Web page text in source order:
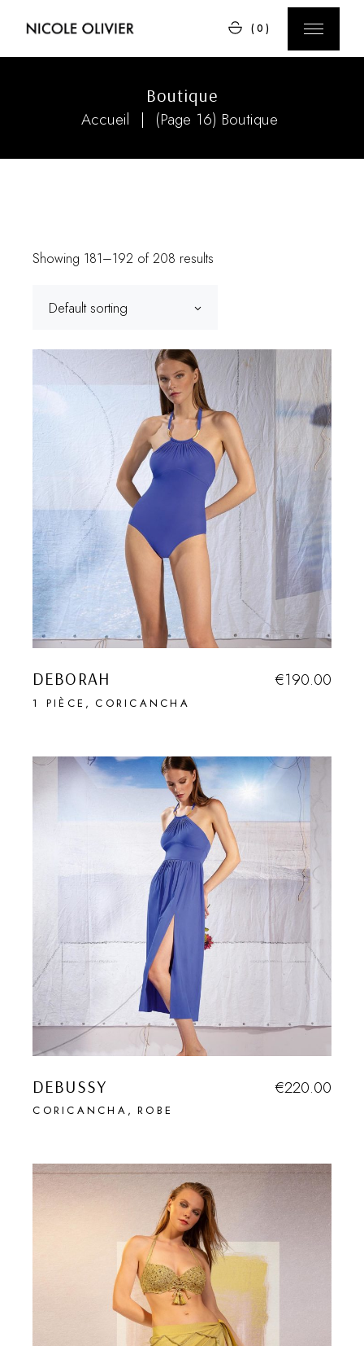
(0)
Boutique
Accueil (Page 16) Boutique
Showing 181–192 of 208 results
Default sorting
DEBORAH
1 PIÈCE CORICANCHA
€190.00
DEBUSSY
CORICANCHA ROBE
€220.00